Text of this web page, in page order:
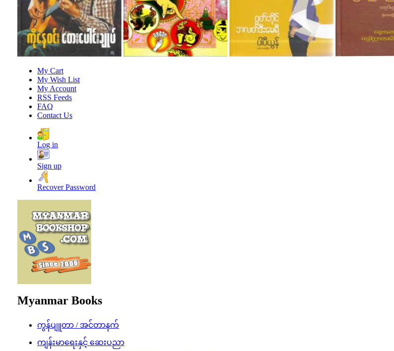
My Cart
My Wish List
My Account
RSS Feeds
FAQ
Contact Us
Log in
Sign up
Recover Password
Myanmar Books
ကွန်ပျူတာ / အင်တာနက်
ကျန်းမာရေးနှင့် ဆေးပညာ